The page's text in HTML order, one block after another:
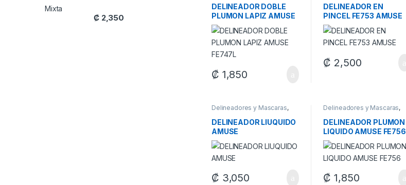
DELINEADOR DOBLE
PLUMON LAPIZ AMUSE
FE747L
₡ 1,850
DELINEADOR EN
PINCEL FE753 AMUSE
₡ 2,500
Delineadores y Mascaras,
DELINEADOR LIUQUIDO
AMUSE
₡ 3,050
Delineadores y Mascaras,
DELINEADOR PLUMON
LIQUIDO AMUSE FE756
₡ 1,850
₡2,350